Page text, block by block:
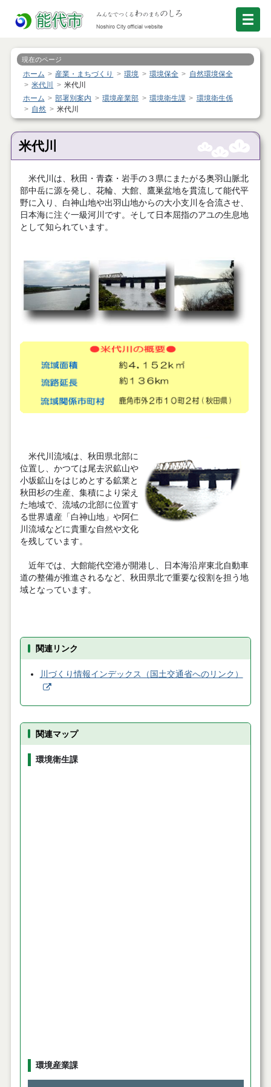
現在のページ
ホーム 産業・まちづくり 環境 環境保全
自然環境保全
米代川
米代川
ホーム
部署別案内 環境産業部 環境衛生課
環境衛生係
自然
米代川
米代川
米代川は、秋田・青森・岩手の３県にまたがる奥羽山脈北
部中岳に源を発し、花輪、大館、鷹巣盆地を貫流して能代平
野に入り、白神山地や出羽山地からの大小支川を合流させ、
日本海に注ぐ一級河川です。そして日本屈指のアユの生息地
として知られています。
米代川流域は、秋田県北部に
位置し、かつては尾去沢鉱山や
小坂鉱山をはじめとする鉱業と
秋田杉の生産、集積により栄え
た地域で、流域の北部に位置す
る世界遺産「白神山地」や阿仁
川流域などに貴重な自然や文化
を残しています。
近年では、大館能代空港が開港し、日本海沿岸東北自動車
道の整備が推進されるなど、秋田県北で重要な役割を担う地
域となっています。
関連リンク
川づくり情報インデックス（国土交通省へのリンク）
関連マップ
環境衛生課
環境産業課